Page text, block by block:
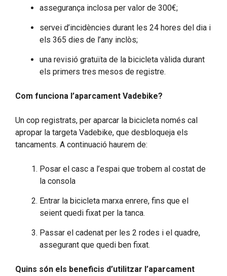
assegurança inclosa per valor de 300€;
servei d’incidències durant les 24 hores del dia i
els 365 dies de l’any inclòs;
una revisió gratuïta de la bicicleta vàlida durant
els primers tres mesos de registre.
Com funciona l’aparcament Vadebike?
Un cop registrats, per aparcar la bicicleta només cal
apropar la targeta Vadebike, que desbloqueja els
tancaments. A continuació haurem de:
Posar el casc a l’espai que trobem al costat de
la consola
Entrar la bicicleta marxa enrere, fins que el
seient quedi fixat per la tanca.
Passar el cadenat per les 2 rodes i el quadre,
assegurant que quedi ben fixat.
Quins són els beneficis d’utilitzar l’aparcament